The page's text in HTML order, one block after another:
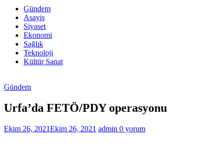
Dakika
Şanlıurfa
Haberleri
Gündem
Asayiş
Siyaset
Ekonomi
Sağlık
Teknoloji
Kültür Sanat
Gündem
Urfa’da FETÖ/PDY operasyonu
Ekim 26, 2021Ekim 26, 2021 admin 0 yorum